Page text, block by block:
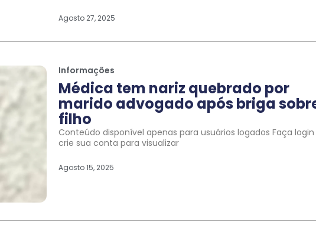
Agosto 27, 2025
Informações
Médica tem nariz quebrado por
marido advogado após briga
filho
Conteúdo disponível apenas para usuários logados Faça login
crie sua conta para visualizar
Agosto 15, 2025